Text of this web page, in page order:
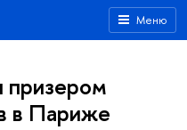
Меню
в Париже